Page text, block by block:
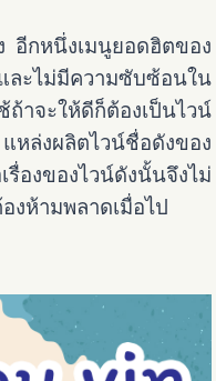
อีกหนึ่งเมนูยอดฮิตของ
ไม่มีความซับซ้อนใน
าจะให้ดีก็ต้องเป็นไวน์
หล่งผลิตไวน์ชื่อดังของ
องของไวน์ดังนั้นจึงไม่
งห้ามพลาดเมื่อไป